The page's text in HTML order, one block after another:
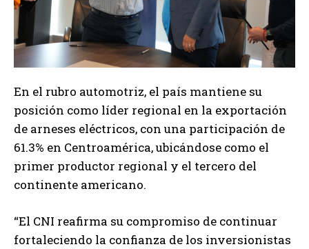
En el rubro automotriz, el país mantiene su
posición como líder regional en la exportación
de arneses eléctricos, con una participación de
61.3% en Centroamérica, ubicándose como el
primer productor regional y el tercero del
continente americano.
“El CNI reafirma su compromiso de continuar
fortaleciendo la confianza de los inversionistas